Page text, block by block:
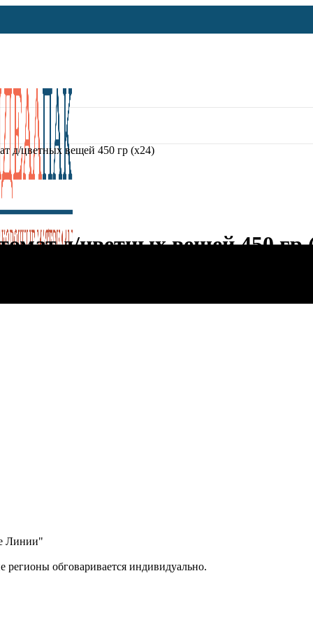
д/цветных вещей 450 гр (х24)
д/цветных вещей 450 гр
Линии"
регионы обговаривается индивидуально.